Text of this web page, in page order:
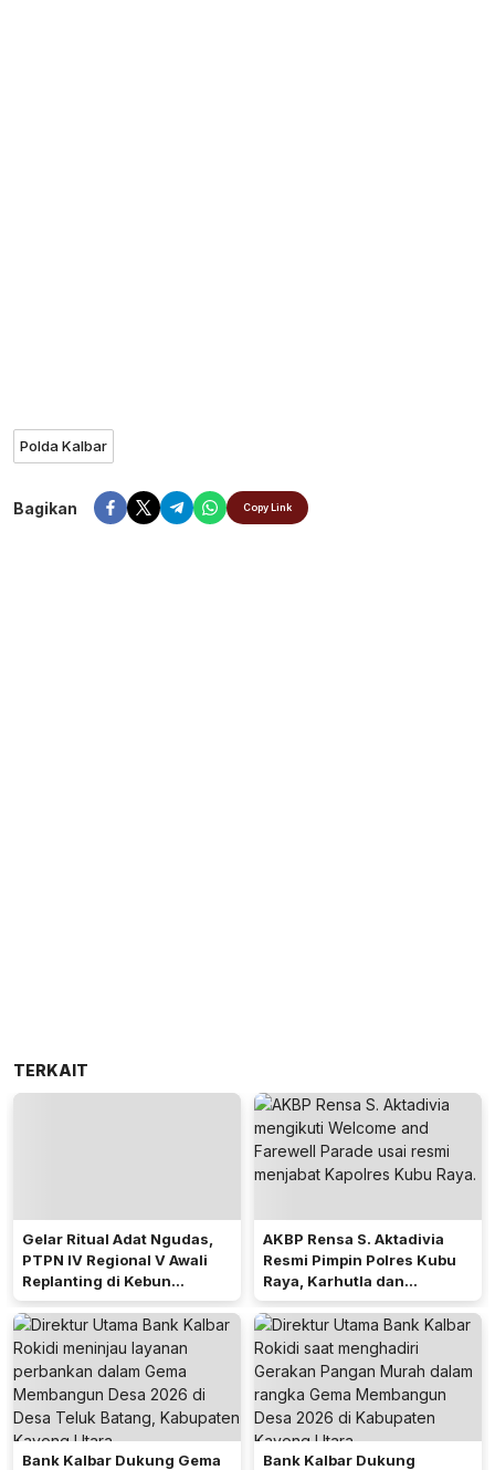
Polda Kalbar
Bagikan Copy Link
TERKAIT
Gelar Ritual Adat Ngudas,
PTPN IV Regional V Awali
Replanting di Kebun
Kembayan
AKBP Rensa S. Aktadivia
Resmi Pimpin Polres Kubu
Raya, Karhutla dan
Pelayanan Publik Jadi
Prioritas
Bank Kalbar Dukung Gema
Bank Kalbar Dukung